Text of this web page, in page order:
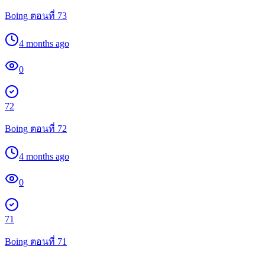
Boing ตอนที่ 73
4 months ago
0
72
Boing ตอนที่ 72
4 months ago
0
71
Boing ตอนที่ 71